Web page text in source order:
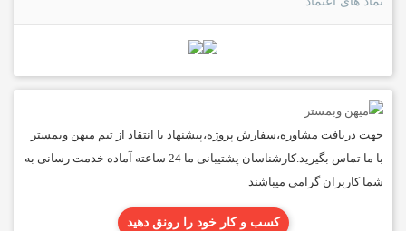
جهت دریافت مشاوره،سفارش پروژه،پیشنهاد یا انتقاد از تیم میهن وبمستر
با ما تماس بگیرید.کارشناسان پشتیبانی ما 24 ساعته آماده خدمت رسانی به
شما کاربران گرامی میباشند
کسب و کار خود را رونق دهید